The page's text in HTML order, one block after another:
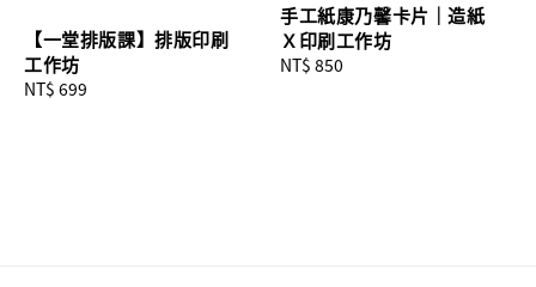
【一堂排版課】排版印刷
工作坊
Regular
NT$ 699
手工紙康乃馨卡片｜造紙
Ｘ印刷工作坊
Regular
NT$ 850